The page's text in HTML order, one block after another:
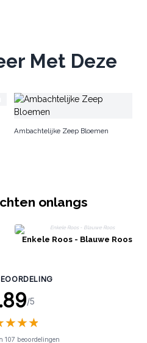
Met Deze
Ambachtelijke Zeep Bloemen
onlangs
Enkele Roos - Blauwe Roos
/5
★★★
★★★
107 beoordelingen